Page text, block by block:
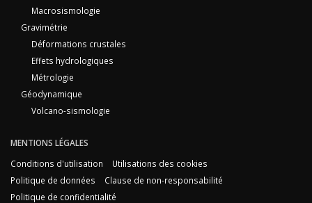
Macrosismologie
Gravimétrie
Déformations crustales
Effets hydrologiques
Métrologie
Géodynamique
Volcano-sismologie
MENTIONS LÉGALES
Conditions d'utilisation
Utilisations des cookies
Politique de données
Clause de non-responsabilité
Politique de confidentialité